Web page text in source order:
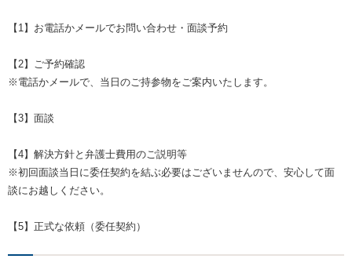
【1】お電話かメールでお問い合わせ・面談予約
【2】ご予約確認
※電話かメールで、当日のご持参物をご案内いたします。
【3】面談
【4】解決方針と弁護士費用のご説明等
※初回面談当日に委任契約を結ぶ必要はございませんので、安心して面
談にお越しください。
【5】正式な依頼（委任契約）